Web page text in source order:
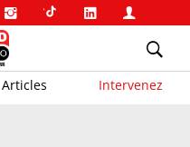
Articles Intervenez